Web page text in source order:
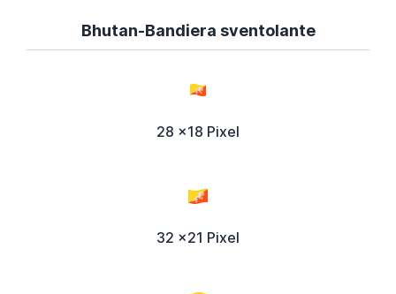
Bhutan-Bandiera sventolante
28 x18 Pixel
32 x21 Pixel